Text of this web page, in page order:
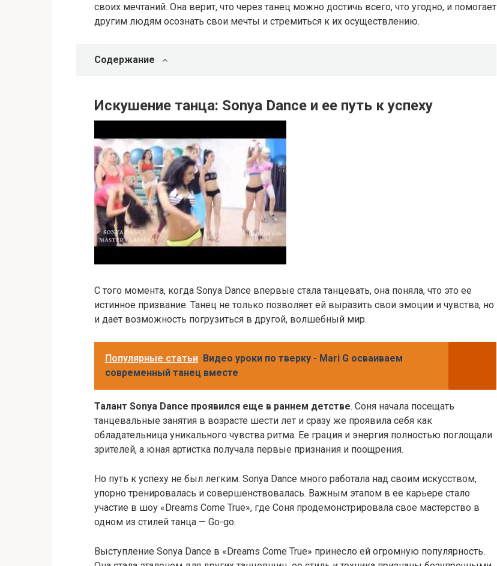
своих мечтаний. Она верит, что через танец можно достичь всего, что угодно, и помогает
другим людям осознать свои мечты и стремиться к их осуществлению.
Содержание
Искушение танца: Sonya Dance и ее путь к успеху
С того момента, когда Sonya Dance впервые стала танцевать, она поняла, что это ее
истинное призвание. Танец не только позволяет ей выразить свои эмоции и чувства, но
и дает возможность погрузиться в другой, волшебный мир.
Популярные статьи Видео уроки по тверку - Mari G осваиваем
современный танец вместе
Талант Sonya Dance проявился еще в раннем детстве. Соня начала посещать
танцевальные занятия в возрасте шести лет и сразу же проявила себя как
обладательница уникального чувства ритма. Ее грация и энергия полностью поглощали
зрителей, а юная артистка получала первые признания и поощрения.
Но путь к успеху не был легким. Sonya Dance много работала над своим искусством,
упорно тренировалась и совершенствовалась. Важным этапом в ее карьере стало
участие в шоу «Dreams Come True», где Соня продемонстрировала свое мастерство в
одном из стилей танца — Go-go.
Выступление Sonya Dance в «Dreams Come True» принесло ей огромную популярность.